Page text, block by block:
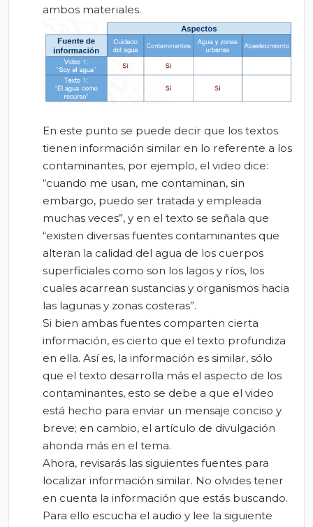
ambos materiales.
En este punto se puede decir que los textos
tienen información similar en lo referente a los
contaminantes, por ejemplo, el video dice:
“cuando me usan, me contaminan, sin
embargo, puedo ser tratada y empleada
muchas veces”, y en el texto se señala que
“existen diversas fuentes contaminantes que
alteran la calidad del agua de los cuerpos
superficiales como son los lagos y ríos, los
cuales acarrean sustancias y organismos hacia
las lagunas y zonas costeras”.
Si bien ambas fuentes comparten cierta
información, es cierto que el texto profundiza
en ella. Así es, la información es similar, sólo
que el texto desarrolla más el aspecto de los
contaminantes, esto se debe a que el video
está hecho para enviar un mensaje conciso y
breve; en cambio, el artículo de divulgación
ahonda más en el tema.
Ahora, revisarás las siguientes fuentes para
localizar información similar. No olvides tener
en cuenta la información que estás buscando.
Para ello escucha el audio y lee la siguiente